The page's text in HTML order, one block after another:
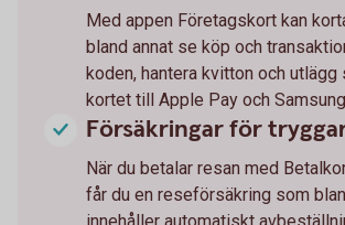
Med appen Företagskort kan
bland annat se köp och
koden, hantera kvitton och utlägg
kortet till Apple Pay och
Försäkringar för
När du betalar resan med
får du en reseförsäkring som